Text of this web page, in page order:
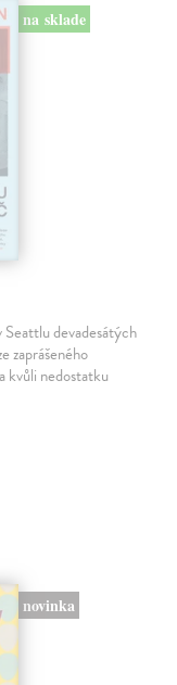
na sklade
devadesátých
zaprášeného
kvůli nedostatku
novinka